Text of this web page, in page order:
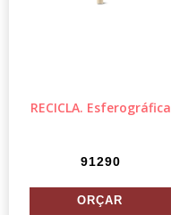
RECICLA. Esferográfica
91290